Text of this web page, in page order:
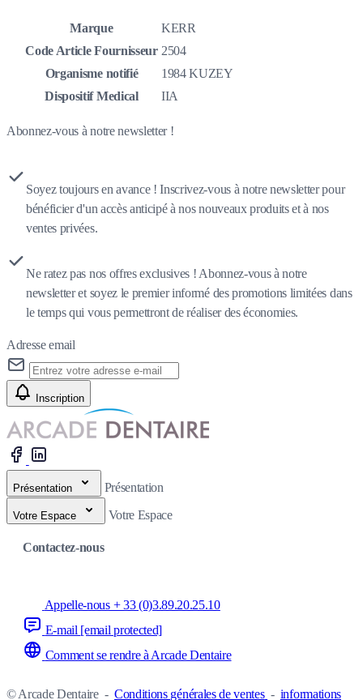
Marque
KERR
Code Article Fournisseur 2504
Organisme notifié
1984 KUZEY
Dispositif Medical
IIA
Abonnez-vous à notre newsletter !
Soyez toujours en avance ! Inscrivez-vous à notre newsletter pour
bénéficier d'un accès anticipé à nos nouveaux produits et à nos
ventes privées.
Ne ratez pas nos offres exclusives ! Abonnez-vous à notre
newsletter et soyez le premier informé des promotions limitées dans
le temps qui vous permettront de réaliser des économies.
Adresse email
Inscription
Présentation Présentation
Votre Espace Votre Espace
Contactez-nous
Appelle-nous + 33 (0)3.89.20.25.10
E-mail [email protected]
Comment se rendre à Arcade Dentaire
© Arcade Dentaire - Conditions générales de ventes - informations